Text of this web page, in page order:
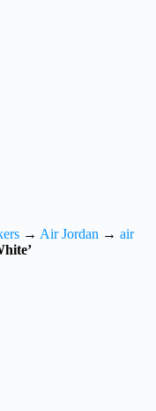
→ Air Jordan → air